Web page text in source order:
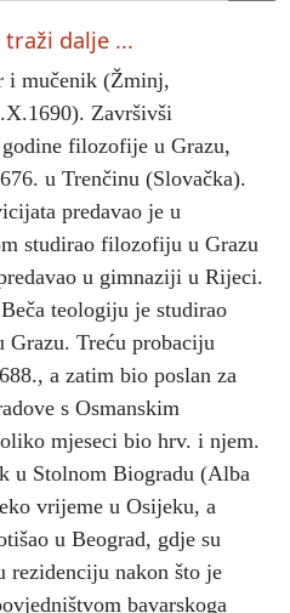
traži dalje ...
i mučenik (Žminj,
Završivši
filozofije u Grazu,
u Trenčinu (Slovačka).
predavao je u
studirao filozofiju u Grazu
u gimnaziji u Rijeci.
teologiju je studirao
Treću probaciju
a zatim bio poslan za
s Osmanskim
mjeseci bio hrv. i njem.
u Stolnom Biogradu (Alba
vrijeme u Osijeku, a
u Beograd, gdje su
rezidenciju nakon što je
bavarskoga